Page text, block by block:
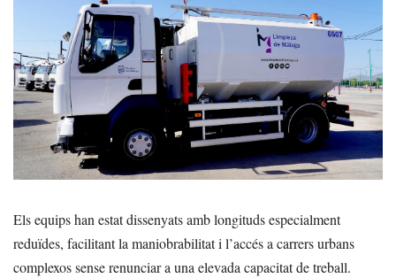
Els equips han estat dissenyats amb longituds especialment
reduïdes, facilitant la maniobrabilitat i l’accés a carrers urbans
complexos sense renunciar a una elevada capacitat de treball.